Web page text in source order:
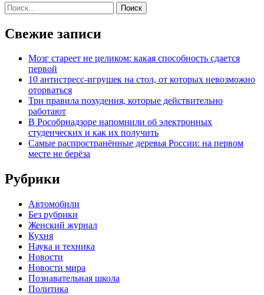
Найти:
Свежие записи
Мозг стареет не целиком: какая способность сдается
первой
10 антистресс-игрушек на стол, от которых невозможно
оторваться
Три правила похудения, которые действительно
работают
В Рособрнадзоре напомнили об электронных
студенческих и как их получить
Самые распространённые деревья России: на первом
месте не берёза
Рубрики
Автомобили
Без рубрики
Женский журнал
Кухня
Наука и техника
Новости
Новости мира
Познавательная школа
Политика